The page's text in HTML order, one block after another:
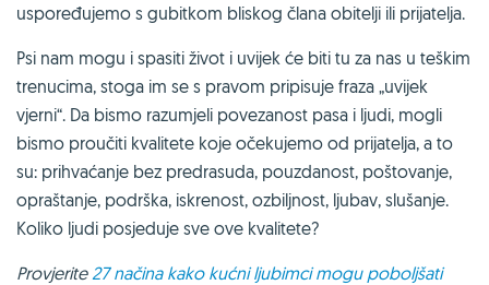
uspoređujemo s gubitkom bliskog člana obitelji ili prijatelja.
Psi nam mogu i spasiti život i uvijek će biti tu za nas u teškim
trenucima, stoga im se s pravom pripisuje fraza „uvijek
vjerni“. Da bismo razumjeli povezanost pasa i ljudi, mogli
bismo proučiti kvalitete koje očekujemo od prijatelja, a to
su: prihvaćanje bez predrasuda, pouzdanost, poštovanje,
opraštanje, podrška, iskrenost, ozbiljnost, ljubav, slušanje.
Koliko ljudi posjeduje sve ove kvalitete?
Provjerite 27 načina kako kućni ljubimci mogu poboljšati